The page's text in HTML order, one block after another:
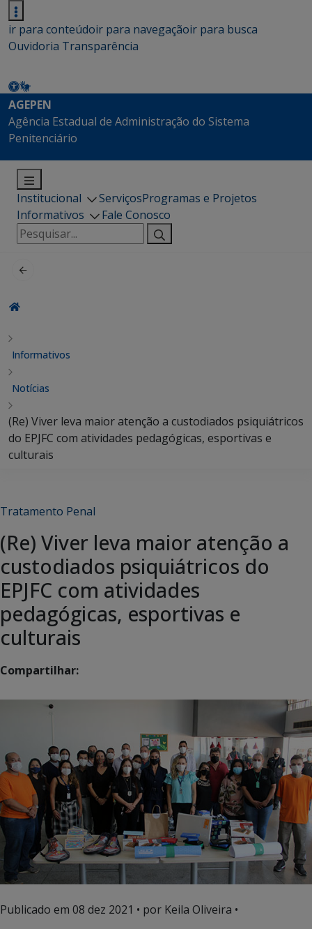
ir para conteúdoir para navegaçãoir para busca
Ouvidoria Transparência
AGEPEN
Agência Estadual de Administração do Sistema
Penitenciário
Institucional ServiçosProgramas e Projetos
Informativos
Fale Conosco
Pesquisar
por:
Informativos
Notícias
(Re) Viver leva maior atenção a custodiados psiquiátricos
do EPJFC com atividades pedagógicas, esportivas e
culturais
Tratamento Penal
(Re) Viver leva maior atenção a
custodiados psiquiátricos do
EPJFC com atividades
pedagógicas, esportivas e
culturais
Compartilhar:
Publicado em 08 dez 2021 • por Keila Oliveira •